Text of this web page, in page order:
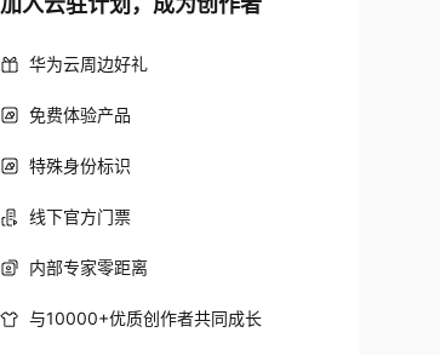
华为云周边好礼
免费体验产品
特殊身份标识
线下官方门票
内部专家零距离
与10000+优质创作者共同成长